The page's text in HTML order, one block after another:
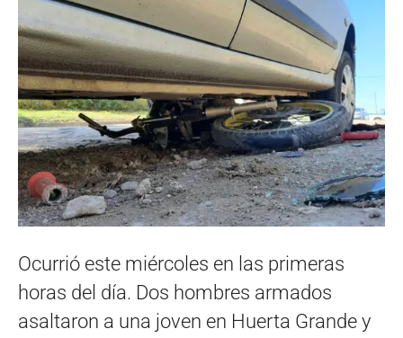
Ocurrió este miércoles en las primeras
horas del día. Dos hombres armados
asaltaron a una joven en Huerta Grande y